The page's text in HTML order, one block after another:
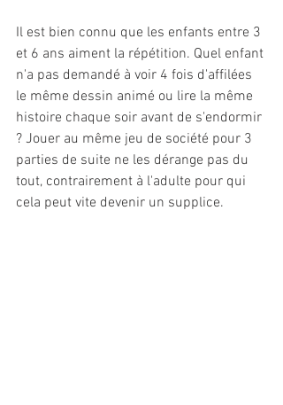
Il est bien connu que les enfants entre 3
et 6 ans aiment la répétition. Quel enfant
n'a pas demandé à voir 4 fois d'affilées
le même dessin animé ou lire la même
histoire chaque soir avant de s'endormir
? Jouer au même jeu de société pour 3
parties de suite ne les dérange pas du
tout, contrairement à l'adulte pour qui
cela peut vite devenir un supplice.